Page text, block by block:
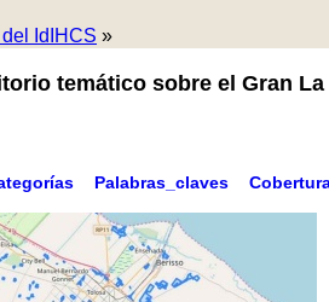
IdIHCS »
temático sobre el Gran La
Palabras_claves